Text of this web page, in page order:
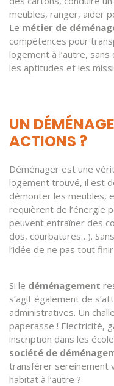
meubles, ranger, aider
Le métier de
compétences pour
logement à l’autre,
les aptitudes et les
UN
ACTIONS ?
Déménager est une
logement trouvé, il est
démonter les meubles,
requièrent de l’énergie
peuvent entraîner des
dos, courbatures…).
l’idée de ne pas tout
Si le déménagement
s’agit également de
administratives. Un
paperasse ! Electricité,
inscription dans les
société de
transférer sereinement
habitat à l’autre ?